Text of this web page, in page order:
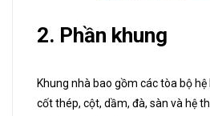
2. Phần khung
Khung nhà bao gồm các tòa bộ
cốt thép, cột, dầm, đà, sàn và hệ